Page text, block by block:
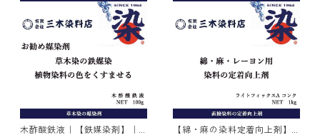
木酢酸鉄液｜【鉄媒染剤】｜1
【綿・麻の染料定着向上剤】